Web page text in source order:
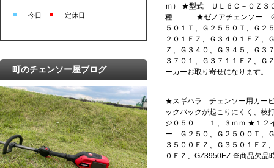
ｍ） ★型式 ＵＬ６Ｃ－０Ｚ
種 ★ゼノアチェンソー Ｇ２
５０１Ｔ、Ｇ２５５０Ｔ、Ｇ２
２０１ＥＺ、Ｇ３４０１ＥＺ、
Ｚ、Ｇ３４０、Ｇ３４５、Ｇ３
３７０１、Ｇ３７１１ＥＺ、Ｇ
ーカーお取り寄せになります。
★スギハラ チェンソー用カー
ックバックが起こりにくく、
ジ０５０ １、３ｍｍ ★１２
ー Ｇ２５０、Ｇ２５００Ｔ、
３５００ＥＺ、Ｇ３５０１ＥＺ
０ＥＺ、GZ3950EZ ※商品欠品
■ 今日 ■ 定休日
町のチェンソー屋ブログ